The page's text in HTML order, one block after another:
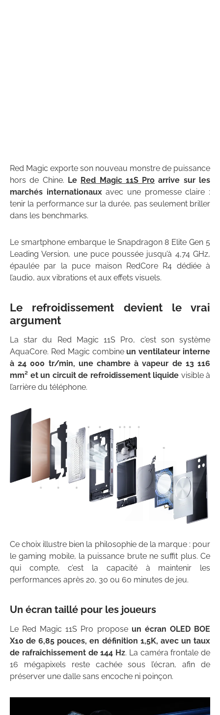
Red Magic exporte son nouveau monstre de puissance
hors de Chine. Le Red Magic 11S Pro arrive sur les
marchés internationauxavec une promesse claire :
tenir la performance sur la durée, pas seulement briller
dans les benchmarks.
Le smartphone embarque le Snapdragon 8 Elite Gen 5
Leading Version, une puce poussée jusqu’à 4,74 GHz,
épaulée par la puce maison RedCore R4 dédiée à
l’audio, aux vibrations et aux effets visuels.
Le refroidissement devient le vrai
argument
La star du Red Magic 11S Pro, c’est son système
AquaCore. Red Magic combine un ventilateur interne
à 24 000 tr/min, une chambre à vapeur de 13 116
mm² et un circuit de refroidissement liquide visible à
l’arrière du téléphone.
Ce choix illustre bien la philosophie de la marque : pour
le gaming mobile, la puissance brute ne suffit plus. Ce
qui compte, c’est la capacité à maintenir les
performances après 20, 30 ou 60 minutes de jeu.
Un écran taillé pour les joueurs
Le Red Magic 11S Pro propose un écran OLED BOE
X10 de 6,85 pouces, en définition 1,5K, avec un taux
de rafraîchissement de 144 Hz. La caméra frontale de
16 mégapixels reste cachée sous l’écran, afin de
préserver une dalle sans encoche ni poinçon.